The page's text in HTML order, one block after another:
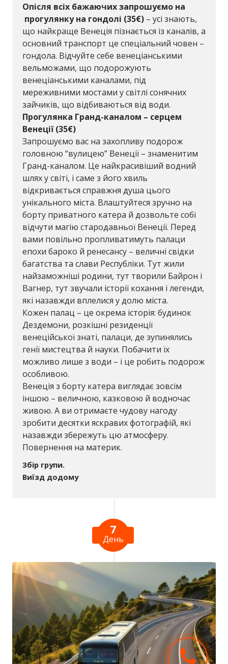
Опісля всіх бажаючих запрошуємо на
прогулянку на гондолі (35€) – усі знають,
що найкраще Венеція пізнається із каналів, а
основний транспорт це спеціальний човен –
гондола. Відчуйте себе венеціанськими
вельможами, що подорожують
венеціанськими каналами, під
мереживними мостами у світлі сонячних
зайчиків, що відбиваються від води.
Прогулянка Гранд-каналом – серцем
Венеції (35€)
Запрошуємо вас на захопливу подорож
головною “вулицею” Венеції – знаменитим
Гранд-каналом. Це найкрасивіший водний
шлях у світі, і саме з його хвиль
відкривається справжня душа цього
унікального міста. Влаштуйтеся зручно на
борту приватного катера й дозвольте собі
відчути магію стародавньої Венеції. Перед
вами повільно пропливатимуть палаци
епохи бароко й ренесансу – величні свідки
багатства та слави Республіки. Тут жили
найзаможніші родини, тут творили Байрон і
Вагнер, тут звучали історії кохання і легенди,
які назавжди вплелися у долю міста.
Кожен палац – це окрема історія: будинок
Дездемони, розкішні резиденції
венеційської знаті, палаци, де зупинялись
генії мистецтва й науки. Побачити їх
можливо лише з води – і це робить подорож
особливою.
Венеція з борту катера виглядає зовсім
іншою – величною, казковою й водночас
живою. А ви отримаєте чудову нагоду
зробити десятки яскравих фотографій, які
назавжди збережуть цю атмосферу.
Повернення на материк.
Збір групи.
Виїзд додому
7
День